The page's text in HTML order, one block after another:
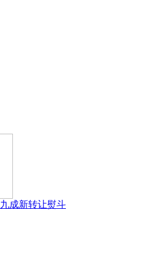
九成新转让熨斗